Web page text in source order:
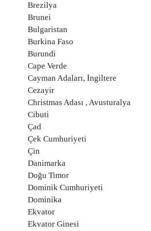
Brezilya
Brunei
Bulgaristan
Burkina Faso
Burundi
Cape Verde
Cayman Adaları, İngiltere
Cezayir
Christmas Adası , Avusturalya
Cibuti
Çad
Çek Cumhuriyeti
Çin
Danimarka
Doğu Timor
Dominik Cumhuriyeti
Dominika
Ekvator
Ekvator Ginesi